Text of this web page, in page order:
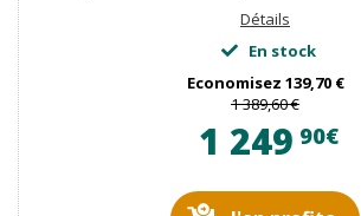
Détails
En stock
Economisez 139,70 €
1 389,60 €
1 249 90€